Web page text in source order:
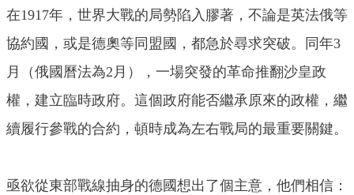
在1917年，世界大戰的局勢陷入膠著，不論是英法俄等
協約國，或是德奧等同盟國，都急於尋求突破。同年3
月（俄國曆法為2月），一場突發的革命推翻沙皇政
權，建立臨時政府。這個政府能否繼承原來的政權，繼
續履行參戰的合約，頓時成為左右戰局的最重要關鍵。
亟欲從東部戰線抽身的德國想出了個主意，他們相信：